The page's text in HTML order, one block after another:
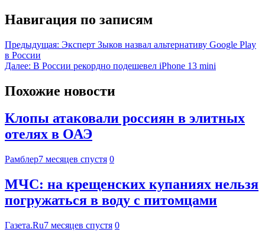
Навигация по записям
Предыдущая: Эксперт Зыков назвал альтернативу Google Play
в России
Далее: В России рекордно подешевел iPhone 13 mini
Похожие новости
Клопы атаковали россиян в элитных
отелях в ОАЭ
Рамблер7 месяцев спустя 0
МЧС: на крещенских купаниях нельзя
погружаться в воду с питомцами
Газета.Ru7 месяцев спустя 0